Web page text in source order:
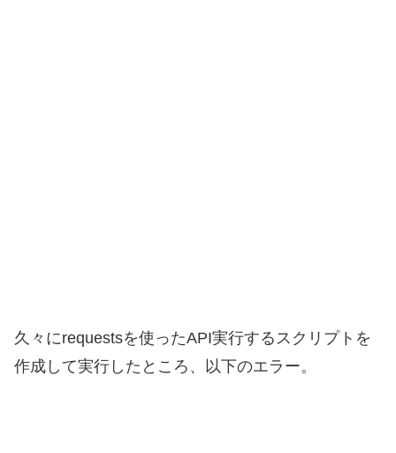
久々にrequestsを使ったAPI実行するスクリプトを
作成して実行したところ、以下のエラー。